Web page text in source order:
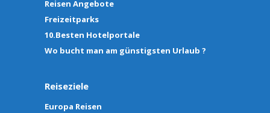
Reisen Angebote
Freizeitparks
10.Besten Hotelportale
Wo bucht man am günstigsten Urlaub ?
Reiseziele
Europa Reisen